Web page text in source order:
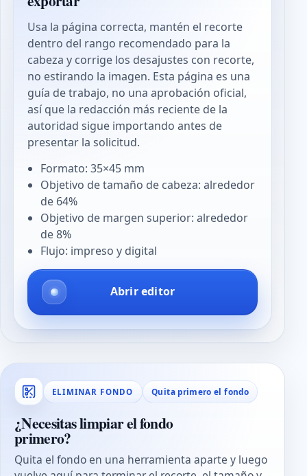
Usa la página correcta, mantén el recorte
dentro del rango recomendado para la
cabeza y corrige los desajustes con recorte,
no estirando la imagen. Esta página es una
guía de trabajo, no una aprobación oficial,
así que la redacción más reciente de la
autoridad sigue importando antes de
presentar la solicitud.
Formato: 35×45 mm
Objetivo de tamaño de cabeza: alrededor
de 64%
Objetivo de margen superior: alrededor
de 8%
Flujo: impreso y digital
Abrir editor
ELIMINAR FONDO Quita primero el fondo
¿Necesitas limpiar el fondo
primero?
Quita el fondo en una herramienta aparte y luego